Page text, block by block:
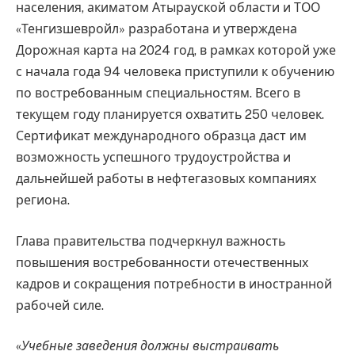
населения, акиматом Атырауской области и ТОО
«Тенгизшевройл» разработана и утверждена
Дорожная карта на 2024 год, в рамках которой уже
с начала года 94 человека приступили к обучению
по востребованным специальностям. Всего в
текущем году планируется охватить 250 человек.
Сертификат международного образца даст им
возможность успешного трудоустройства и
дальнейшей работы в нефтегазовых компаниях
региона.
Глава правительства подчеркнул важность
повышения востребованности отечественных
кадров и сокращения потребности в иностранной
рабочей силе.
«Учебные заведения должны выстраивать